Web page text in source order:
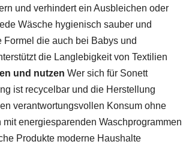
und verhindert ein Ausbleichen oder
Wäsche hygienisch sauber und
die auch bei Babys und
die Langlebigkeit von Textilien
und nutzen Wer sich für Sonett
ist recycelbar und die Herstellung
verantwortungsvollen Konsum ohne
energiesparenden Waschprogrammen
Produkte moderne Haushalte